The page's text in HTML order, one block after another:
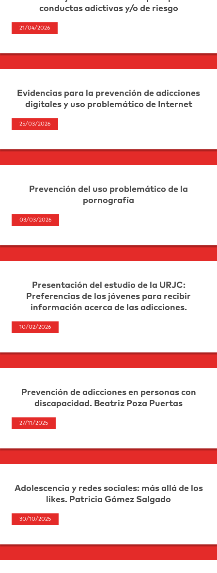
conductas adictivas y/o de riesgo
21/04/2026
Evidencias para la prevención de adicciones
digitales y uso problemático de Internet
25/03/2026
Prevención del uso problemático de la
pornografía
03/03/2026
Presentación del estudio de la URJC:
Preferencias de los jóvenes para recibir
información acerca de las adicciones.
10/02/2026
Prevención de adicciones en personas con
discapacidad. Beatriz Poza Puertas
27/11/2025
Adolescencia y redes sociales: más allá de los
likes. Patricia Gómez Salgado
30/10/2025